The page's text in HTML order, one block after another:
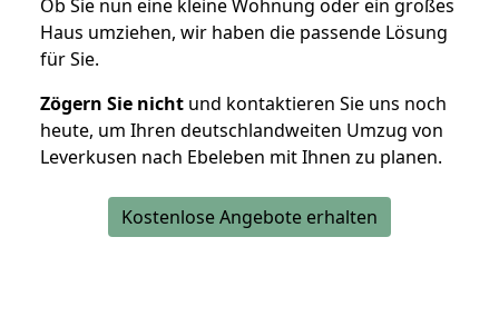
Ob Sie nun eine kleine Wohnung oder ein großes
Haus umziehen, wir haben die passende Lösung
für Sie.
Zögern Sie nicht und kontaktieren Sie uns noch
heute, um Ihren deutschlandweiten Umzug von
Leverkusen nach Ebeleben mit Ihnen zu planen.
Kostenlose Angebote erhalten